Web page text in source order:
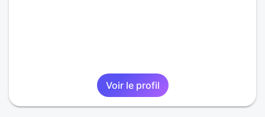
Voir le profil